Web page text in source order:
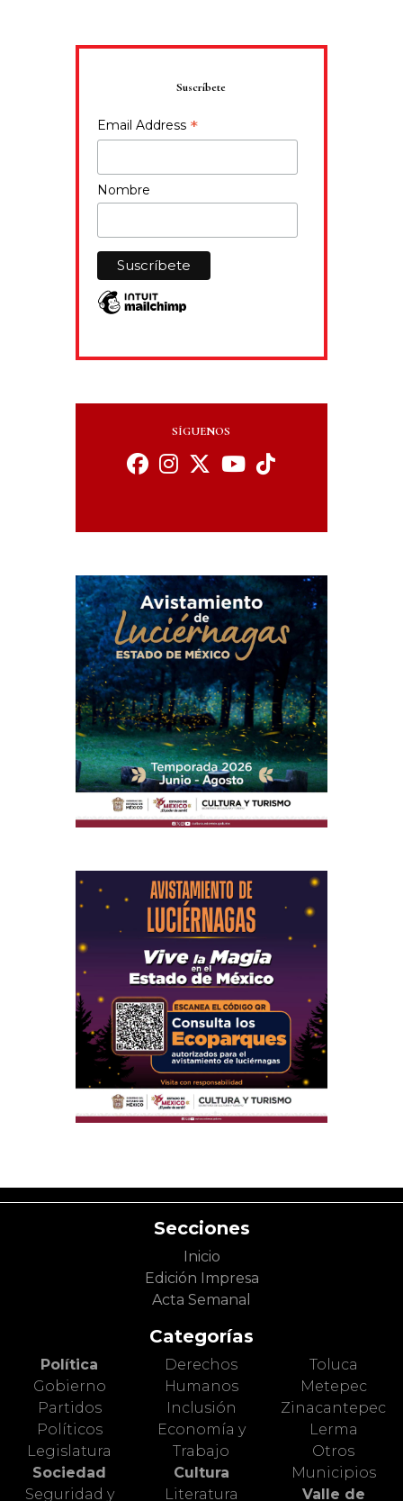
Suscríbete
Email Address *
Nombre
SÍGUENOS
Secciones
Inicio
Edición Impresa
Acta Semanal
Categorías
Política
Gobierno
Partidos
Políticos
Legislatura
Sociedad
Seguridad y
Derechos
Humanos
Inclusión
Economía y
Trabajo
Cultura
Literatura
Toluca
Metepec
Zinacantepec
Lerma
Otros
Municipios
Valle de